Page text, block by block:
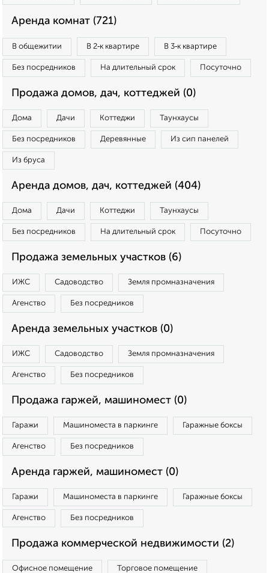
Аренда комнат (721)
В общежитии В 2‑к квартире В 3‑к квартире
Без посредников На длительный срок Посуточно
Продажа домов, дач, коттеджей (0)
Дома Дачи Коттеджи Таунхаусы
Без посредников Деревянные Из сип панелей
Из бруса
Аренда домов, дач, коттеджей (404)
Дома Дачи Коттеджи Таунхаусы
Без посредников На длительный срок Посуточно
Продажа земельных участков (6)
ИЖС Садоводство Земля промназначения
Агенство Без посредников
Аренда земельных участков (0)
ИЖС Садоводство Земля промназначения
Агенство Без посредников
Продажа гаржей, машиномест (0)
Гаражи Машиноместа в паркинге Гаражные боксы
Агенство Без посредников
Аренда гаржей, машиномест (0)
Гаражи Машиноместа в паркинге Гаражные боксы
Агенство Без посредников
Продажа коммерческой недвижимости (2)
Офисное помещение Торговое помещение